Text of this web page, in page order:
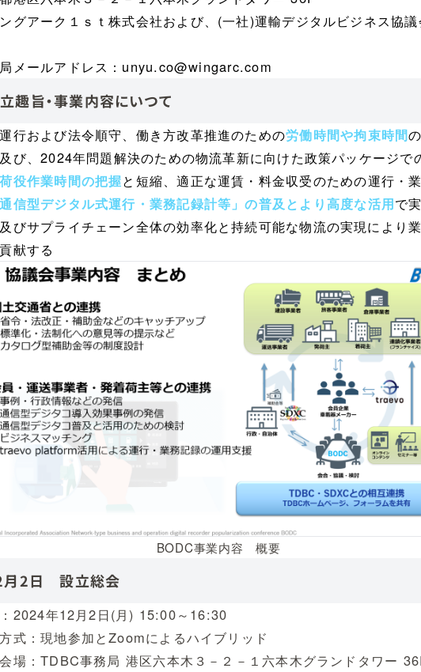
グアーク１ｓｔ株式会社および、(一社)運輸デジタルビジネス協
メールアドレス： unyu.co@wingarc.com
趣旨・事業内容にいつて
行および法令順守、働き方改革推進のための労働時間や拘束時間
び、2024年問題解決のための物流革新に向けた政策パッケージで
役作業時間の把握と短縮、適正な運賃・料金収受のための運行・
通信型デジタル式運行・業務記録計等」の普及とより高度な活用で
びサプライチェーン全体の効率化と持続可能な物流の実現により
献する
BODC事業内容 概要
月2日 設立総会
2024年12月2日(月) 15:00～16:30
式：現地参加とZoomによるハイブリッド
場：TDBC事務局 港区六本木３－２－１六本木グランドタワー